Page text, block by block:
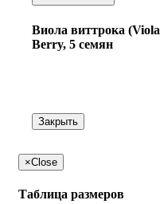
Виола виттрока
Berry, 5 семян
Закрыть
×Close
Таблица размеров